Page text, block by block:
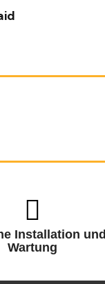
Installation und
Wartung